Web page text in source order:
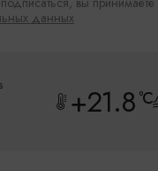
данных
+21.8°C